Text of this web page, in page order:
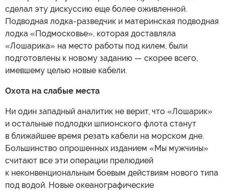
сделал эту дискуссию еще более оживленной.
Подводная лодка-разведчик и материнская подводная
лодка «Подмосковье», которая доставляла
«Лошарика» на место работы под килем, были
подготовлены к новому заданию — скорее всего,
имевшему целью новые кабели.
Охота на слабые места
Ни один западный аналитик не верит, что «Лошарик»
и остальные подлодки шпионского флота станут
в ближайшее время резать кабели на морском дне.
Большинство опрошенных изданием «Мы мужчины»
считают все эти операции прелюдией
к неконвенциональным боевым действиям нового типа
под водой. Новые океанографические